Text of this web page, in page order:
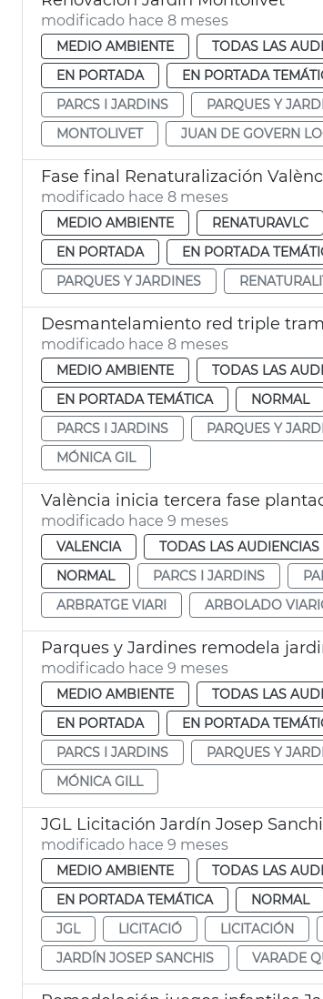
modificado hace 8 meses
MEDIO AMBIENTE TODAS LAS
EN PORTADA
EN PORTADA
PARCS I JARDINS
PARQUES Y
MONTOLIVET
JUAN DE GOVERN
Fase final Renaturalización
modificado hace 8 meses
MEDIO AMBIENTE RENATURAVLC
EN PORTADA
EN PORTADA
PARQUES Y JARDINES
Desmantelamiento red triple
modificado hace 8 meses
MEDIO AMBIENTE TODAS LAS
EN PORTADA TEMÁTICA
NORMAL
PARCS I JARDINS
PARQUES Y
MÓNICA GIL
València inicia tercera fase
modificado hace 9 meses
VALENCIA TODAS LAS AUDIENCIAS
NORMAL
PARCS I JARDINS
ARBRATGE VIARI
ARBOLADO
Parques y Jardines remodela
modificado hace 9 meses
MEDIO AMBIENTE TODAS LAS
EN PORTADA
EN PORTADA
PARCS I JARDINS
PARQUES Y
MÓNICA GILL
JGL Licitación Jardín Josep
modificado hace 9 meses
MEDIO AMBIENTE TODAS LAS
EN PORTADA TEMÁTICA
NORMAL
JGL
LICITACIÓ LICITACIÓN
JARDÍN JOSEP SANCHIS
VARADE